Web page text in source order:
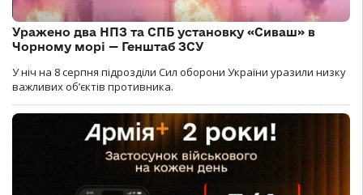
Уражено два НПЗ та СПБ установку «Сиваш» в
Чорному морі — Генштаб ЗСУ
У ніч на 8 серпня підрозділи Сил оборони України уразили низку
важливих об’єктів противника.